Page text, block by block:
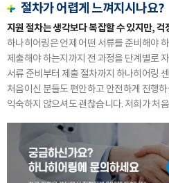
절차가 어렵게 느껴지시나요?
지원 절차는 생각보다 복잡할 수 있지만,
하나히어링은 언제 어떤 서류를 준비해야
제출해야 하는지까지 전 과정을 단계별로
서류 준비부터 제출 절차까지 하나히어링
처음이신 분들도 편안하고 안전하게 진행하
익숙하지 않으셔도 괜찮습니다. 저희가 처